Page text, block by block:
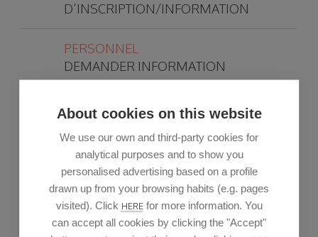
D’INSCRIPTION/INFORMATION
PERSONNEL
DEMANDER INFORMATION
PERSONNEL
TRAVAILLEZ AVEC NOUS
VOULEZ-VOUS ÊTRE
FOURNISSEUR?
DEMANDER INFORMATION
About cookies on this website
We use our own and third-party cookies for
analytical purposes and to show you
personalised advertising based on a profile
drawn up from your browsing habits (e.g. pages
visited). Click HEREfor more information. You
can accept all cookies by clicking the "Accept"